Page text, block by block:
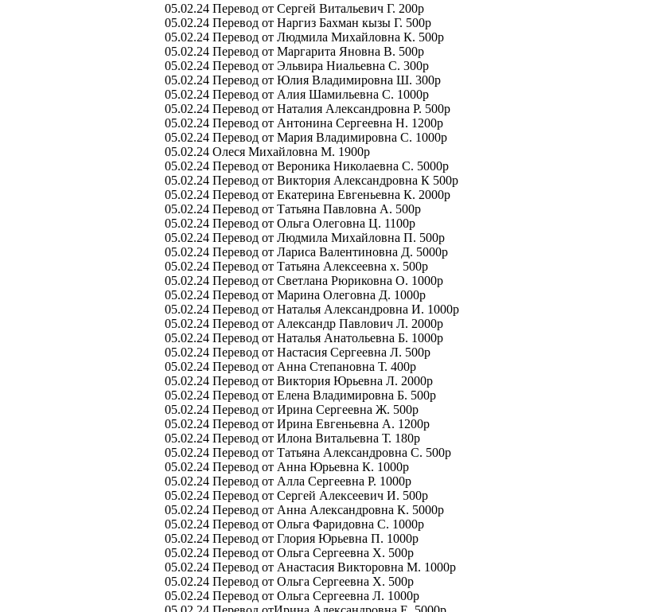
05.02.24 Перевод от Сергей Витальевич Г. 200р
05.02.24 Перевод от Наргиз Бахман кызы Г. 500р
05.02.24 Перевод от Людмила Михайловна К. 500р
05.02.24 Перевод от Маргарита Яновна В. 500р
05.02.24 Перевод от Эльвира Ниальевна С. 300р
05.02.24 Перевод от Юлия Владимировна Ш. 300р
05.02.24 Перевод от Алия Шамильевна С. 1000р
05.02.24 Перевод от Наталия Александровна Р. 500р
05.02.24 Перевод от Антонина Сергеевна Н. 1200р
05.02.24 Перевод от Мария Владимировна С. 1000р
05.02.24 Олеся Михайловна М. 1900р
05.02.24 Перевод от Вероника Николаевна С. 5000р
05.02.24 Перевод от Виктория Александровна К 500р
05.02.24 Перевод от Екатерина Евгеньевна К. 2000р
05.02.24 Перевод от Татьяна Павловна А. 500р
05.02.24 Перевод от Ольга Олеговна Ц. 1100р
05.02.24 Перевод от Людмила Михайловна П. 500р
05.02.24 Перевод от Лариса Валентиновна Д. 5000р
05.02.24 Перевод от Татьяна Алексеевна х. 500р
05.02.24 Перевод от Светлана Рюриковна О. 1000р
05.02.24 Перевод от Марина Олеговна Д. 1000р
05.02.24 Перевод от Наталья Александровна И. 1000р
05.02.24 Перевод от Александр Павлович Л. 2000р
05.02.24 Перевод от Наталья Анатольевна Б. 1000р
05.02.24 Перевод от Настасия Сергеевна Л. 500р
05.02.24 Перевод от Анна Степановна Т. 400р
05.02.24 Перевод от Виктория Юрьевна Л. 2000р
05.02.24 Перевод от Елена Владимировна Б. 500р
05.02.24 Перевод от Ирина Сергеевна Ж. 500р
05.02.24 Перевод от Ирина Евгеньевна А. 1200р
05.02.24 Перевод от Илона Витальевна Т. 180р
05.02.24 Перевод от Татьяна Александровна С. 500р
05.02.24 Перевод от Анна Юрьевна К. 1000р
05.02.24 Перевод от Алла Сергеевна Р. 1000р
05.02.24 Перевод от Сергей Алексеевич И. 500р
05.02.24 Перевод от Анна Александровна К. 5000р
05.02.24 Перевод от Ольга Фаридовна С. 1000р
05.02.24 Перевод от Глория Юрьевна П. 1000р
05.02.24 Перевод от Ольга Сергеевна Х. 500р
05.02.24 Перевод от Анастасия Викторовна М. 1000р
05.02.24 Перевод от Ольга Сергеевна Х. 500р
05.02.24 Перевод от Ольга Сергеевна Л. 1000р